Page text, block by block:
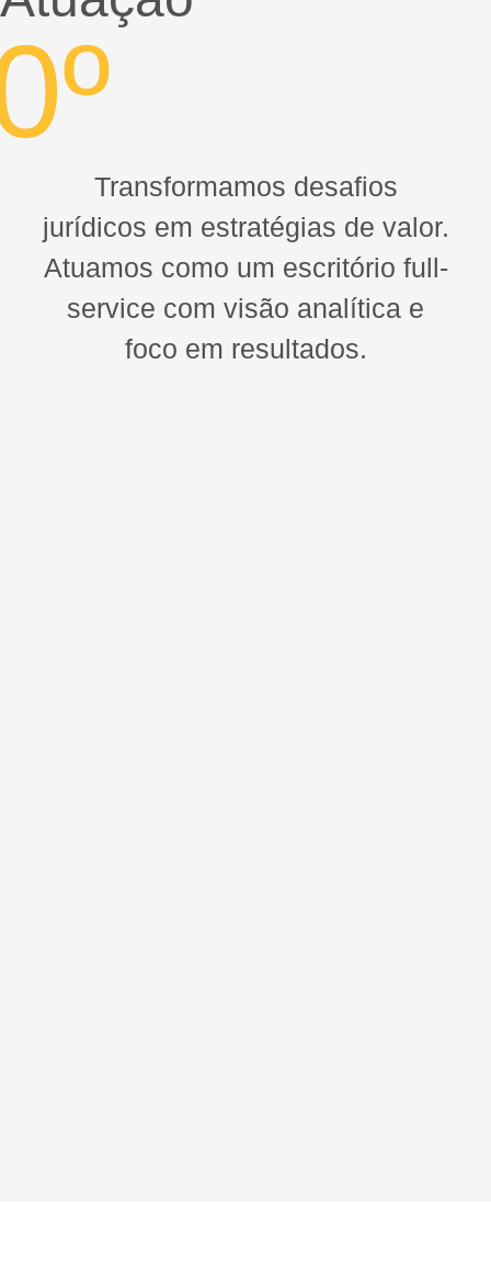
º
Transformamos desafios
jurídicos em estratégias de valor.
Atuamos como um escritório full-
service com visão analítica e
foco em resultados.